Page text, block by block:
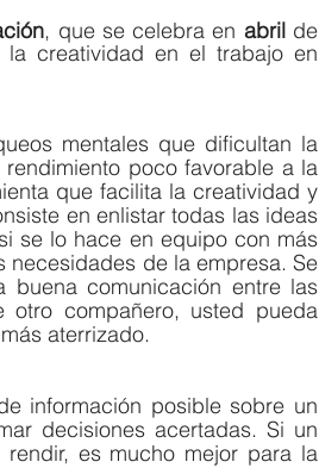
, que se celebra en abril de
creatividad en el trabajo en
mentales que dificultan la
poco favorable a la
que facilita la creatividad y
en enlistar todas las ideas
se lo hace en equipo con más
de la empresa. Se
buena comunicación entre las
compañero, usted pueda
aterrizado.
información posible sobre un
decisiones acertadas. Si un
es mucho mejor para la